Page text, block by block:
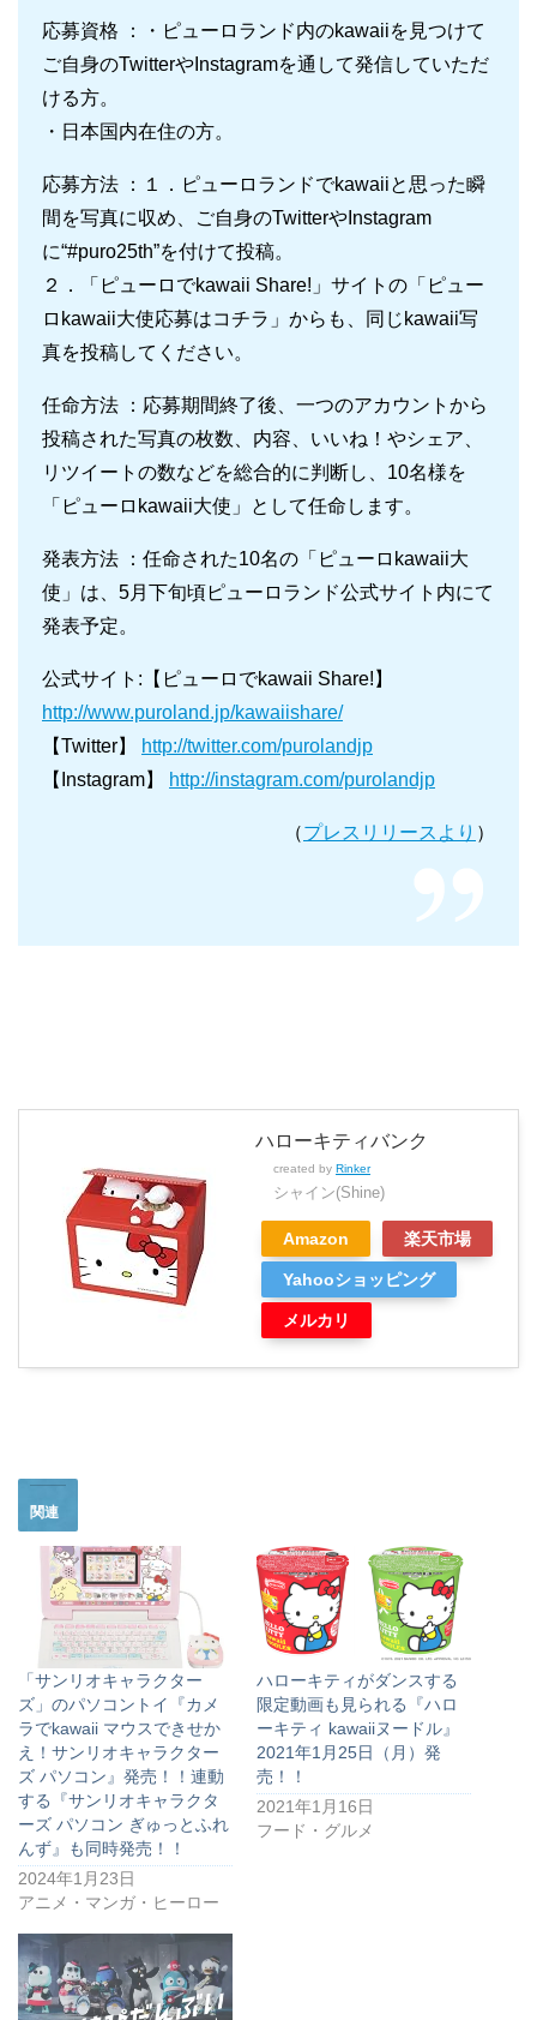
応募資格 ：・ピューロランド内のkawaiiを見つけて
ご自身のTwitterやInstagramを通して発信していただ
ける方。
・日本国内在住の方。
応募方法 ：１．ピューロランドでkawaiiと思った瞬
間を写真に収め、ご自身のTwitterやInstagram
に“#puro25th”を付けて投稿。
２．「ピューロでkawaii Share!」サイトの「ピュー
ロkawaii大使応募はコチラ」からも、同じkawaii写
真を投稿してください。
任命方法 ：応募期間終了後、一つのアカウントから
投稿された写真の枚数、内容、いいね！やシェア、
リツイートの数などを総合的に判断し、10名様を
「ピューロkawaii大使」として任命します。
発表方法 ：任命された10名の「ピューロkawaii大
使」は、5月下旬頃ピューロランド公式サイト内にて
発表予定。
公式サイト:【ピューロでkawaii Share!】
http://www.puroland.jp/kawaiishare/
【Twitter】
http://twitter.com/purolandjp
【Instagram】
http://instagram.com/purolandjp
（プレスリリースより ）
ハローキティバンク
created by Rinker
シャイン(Shine)
Amazon 楽天市場
Yahooショッピング
メルカリ
関連
「サンリオキャラクター
ズ」のパソコントイ『カメ
ラでkawaii マウスできせか
え！サンリオキャラクター
ズ パソコン』発売！！連動
する『サンリオキャラクタ
ーズ パソコン ぎゅっとふれ
んず』も同時発売！！
2024年1月23日
アニメ・マンガ・ヒーロー
ハローキティがダンスする
限定動画も見られる『ハロ
ーキティ kawaiiヌードル』
2021年1月25日（月）発
売！！
2021年1月16日
フード・グルメ